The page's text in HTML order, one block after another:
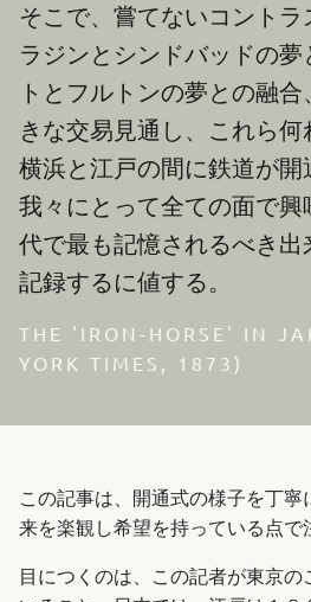
そこで、嘗てないコント
ラジンとシンドバッドの夢
トとフルトンの夢との融
きな交易見通し、これら
横浜と江戸の間に鉄道が開
我々にとって全ての面で
代で最も記憶されるべき出
記録するに値する。
THE 'IRON-HORSE' IN
YORK TIMES, 1873)
この記事は、開通式の様子を丁
来を楽観し希望を持っている点で
目につくのは、この記者が東京